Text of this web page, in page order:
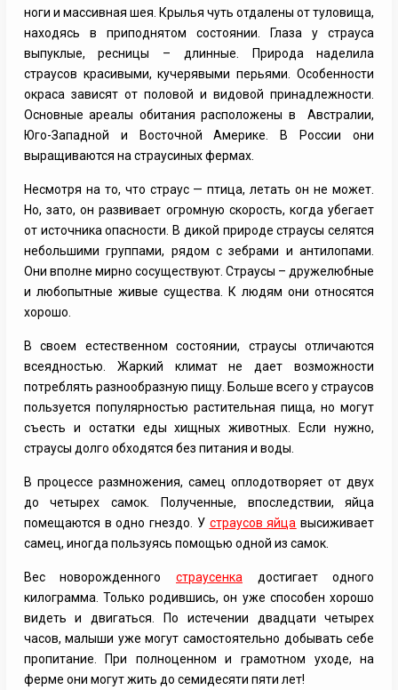
ноги и массивная шея. Крылья чуть отдалены от туловища,
находясь в приподнятом состоянии. Глаза у страуса
выпуклые, ресницы – длинные. Природа наделила
страусов красивыми, кучерявыми перьями. Особенности
окраса зависят от половой и видовой принадлежности.
Основные ареалы обитания расположены в Австралии,
Юго-Западной и Восточной Америке. В России они
выращиваются на страусиных фермах.
Несмотря на то, что страус — птица, летать он не может.
Но, зато, он развивает огромную скорость, когда убегает
от источника опасности. В дикой природе страусы селятся
небольшими группами, рядом с зебрами и антилопами.
Они вполне мирно сосуществуют. Страусы – дружелюбные
и любопытные живые существа. К людям они относятся
хорошо.
В своем естественном состоянии, страусы отличаются
всеядностью. Жаркий климат не дает возможности
потреблять разнообразную пищу. Больше всего у страусов
пользуется популярностью растительная пища, но могут
съесть и остатки еды хищных животных. Если нужно,
страусы долго обходятся без питания и воды.
В процессе размножения, самец оплодотворяет от двух
до четырех самок. Полученные, впоследствии, яйца
помещаются в одно гнездо. У страусов яйца высиживает
самец, иногда пользуясь помощью одной из самок.
Вес новорожденного страусенка достигает одного
килограмма. Только родившись, он уже способен хорошо
видеть и двигаться. По истечении двадцати четырех
часов, малыши уже могут самостоятельно добывать себе
пропитание. При полноценном и грамотном уходе, на
ферме они могут жить до семидесяти пяти лет!